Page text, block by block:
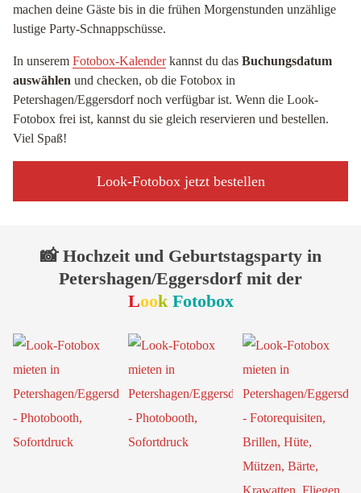
machen deine Gäste bis in die frühen Morgenstunden unzählige
lustige Party-Schnappschüsse.
In unserem Fotobox-Kalenderkannst du das Buchungsdatum
auswählen und checken, ob die Fotobox in
Petershagen/Eggersdorf noch verfügbar ist. Wenn die Look-
Fotobox frei ist, kannst du sie gleich reservieren und bestellen.
Viel Spaß!
Look-Fotobox jetzt bestellen
📸 Hochzeit und Geburtstagsparty in
Petershagen/Eggersdorf mit der
Look Fotobox